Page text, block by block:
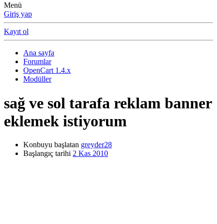
Menü
Giriş yap
Kayıt ol
Ana sayfa
Forumlar
OpenCart 1.4.x
Modüller
sağ ve sol tarafa reklam banner
eklemek istiyorum
Konbuyu başlatan greyder28
Başlangıç tarihi 2 Kas 2010